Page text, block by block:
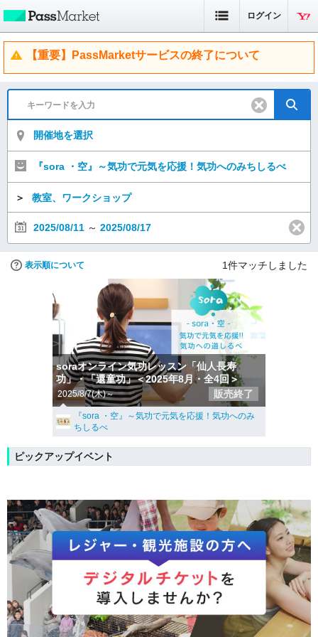
ログイン
【重要】PassMarketサービスの終了について
開催地を選択
『sora ・空』～気功で元気を応援！気功へのみちしるべ
＞ 教室、ワークショップ
2025/08/11 ～ 2025/08/17
表示順について 1件マッチしました
soraオンライン気功レッスン「仙人長寿
功」・「還童功」＜2025年8月・全4回＞
2025/8/7(木)～ 販売終了
『sora ・空』～気功で元気を応援！気功へのみ
ちしるべ
ピックアップイベント